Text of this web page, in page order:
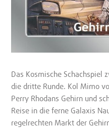
Das Kosmische Schachspiel
die dritte Runde. Kol Mimo
Perry Rhodans Gehirn und
Reise in die ferne Galaxis
regelrechten Markt der